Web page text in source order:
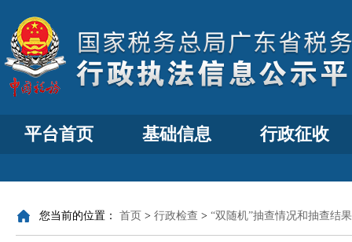
平台首页 基础信息 行政征收
您当前的位置： 首页 > 行政检查 > “双随机”抽查情况和抽查结果